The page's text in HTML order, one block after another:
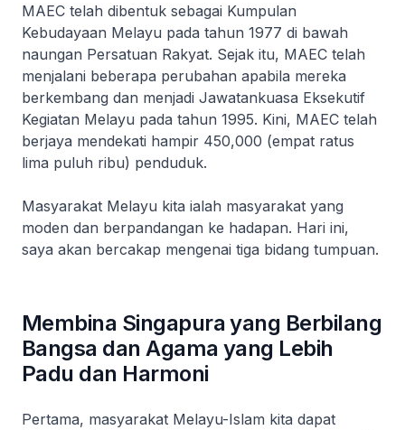
MAEC telah dibentuk sebagai Kumpulan
Kebudayaan Melayu pada tahun 1977 di bawah
naungan Persatuan Rakyat. Sejak itu, MAEC telah
menjalani beberapa perubahan apabila mereka
berkembang dan menjadi Jawatankuasa Eksekutif
Kegiatan Melayu pada tahun 1995. Kini, MAEC telah
berjaya mendekati hampir 450,000 (empat ratus
lima puluh ribu) penduduk.
Masyarakat Melayu kita ialah masyarakat yang
moden dan berpandangan ke hadapan. Hari ini,
saya akan bercakap mengenai tiga bidang tumpuan.
Membina Singapura yang Berbilang
Bangsa dan Agama yang Lebih
Padu dan Harmoni
Pertama, masyarakat Melayu-Islam kita dapat